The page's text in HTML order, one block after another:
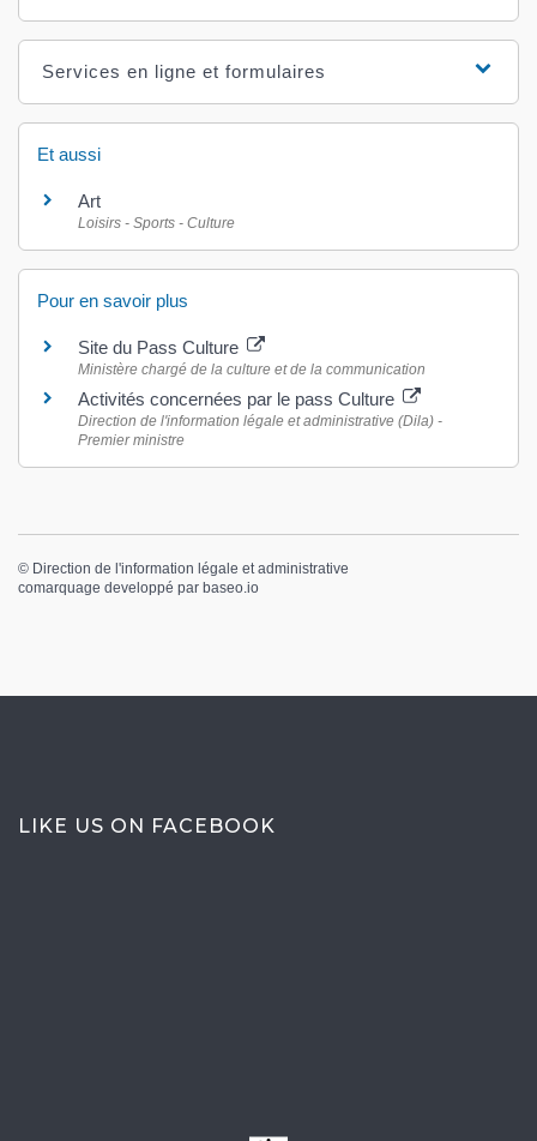
Services en ligne et formulaires
Et aussi
Art
Loisirs - Sports - Culture
Pour en savoir plus
Site du Pass Culture
Ministère chargé de la culture et de la communication
Activités concernées par le pass Culture
Direction de l'information légale et administrative (Dila) -
Premier ministre
© Direction de l'information légale et administrative
comarquage developpé par baseo.io
LIKE US ON FACEBOOK